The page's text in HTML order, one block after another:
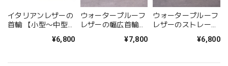
イタリアンレザーの
首輪 【小型〜中型犬
¥6,800
ウォータープルーフ
レザーの幅広首輪
¥7,800
ウォータープルーフ
レザーのストレート
¥6,800